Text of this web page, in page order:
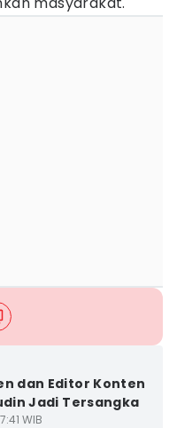
dan Editor Konten
Jadi Tersangka
WIB